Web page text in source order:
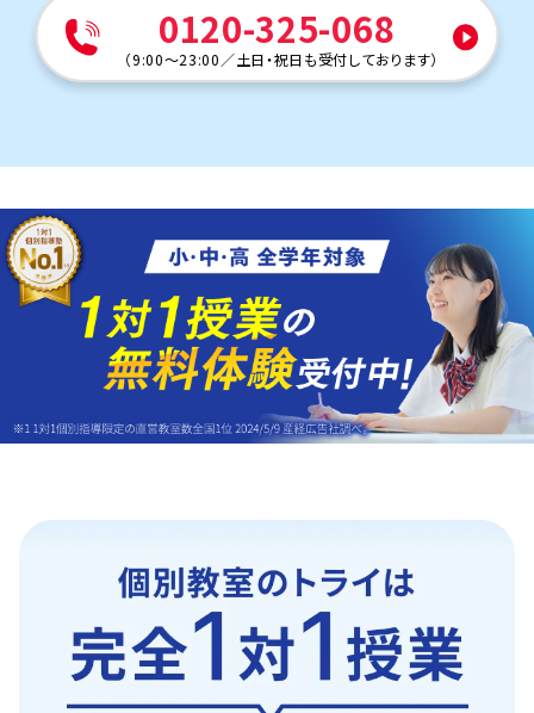
0120-325-068
（9:00～23:00 ／土日・祝日も受付しております）